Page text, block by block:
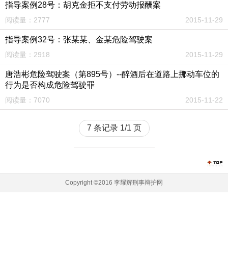
指导案例28号：胡克金拒不支付劳动报酬案
阅读量：2777 2015-11-29
指导案例32号：张某某、金某危险驾驶案
阅读量：2918 2015-11-29
唐浩彬危险驾驶案（第895号）--醉酒后在道路上挪动车位的
行为是否构成危险驾驶罪
阅读量：7070 2015-11-22
7 条记录 1/1 页
Copyright ©2016 李耀辉刑事辩护网